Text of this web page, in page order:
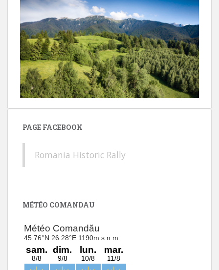
PAGE FACEBOOK
Romania Historic Rally
MÉTÉO COMANDAU